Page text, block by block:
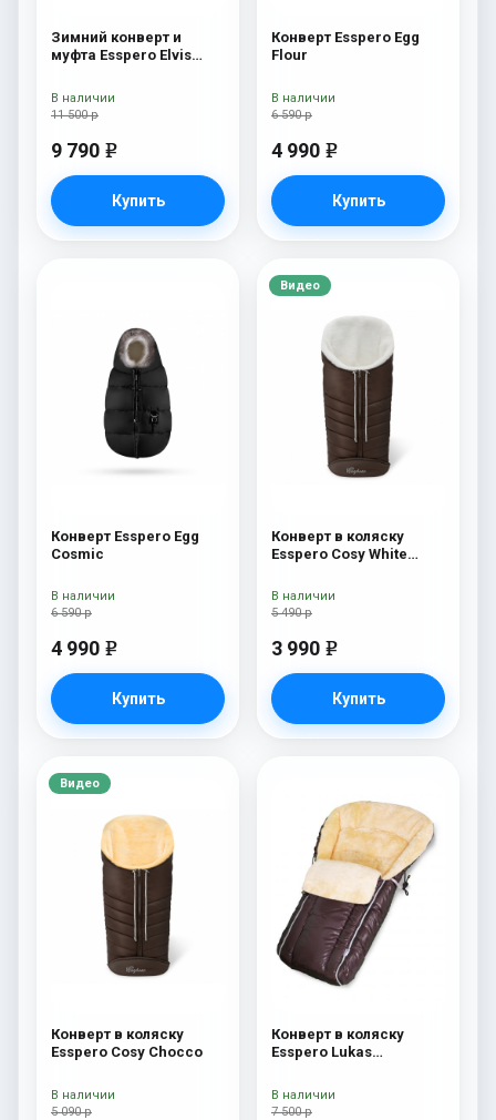
Зимний конверт и
муфта Esspero Elvis
11 500 р
9 790 e
Купить
В наличии
Конверт Esspero Egg
Flour
6 590 р
4 990 e
Купить
В наличии
Конверт Esspero Egg
Cosmic
6 590 р
4 990 e
Купить
В наличии
Видео
Конверт в коляску
Esspero Cosy White
5 490 р
3 990 e
Купить
В наличии
Видео
Конверт в коляску
Esspero Cosy Chocco
5 090 р
В наличии
Конверт в коляску
Esspero Lukas
шерсть) Chocolat
7 500 р
В наличии